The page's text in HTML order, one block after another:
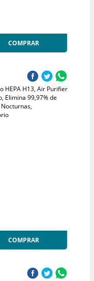
COMPRAR
HEPA H13, Air Purifier
Elimina 99,97% de
COMPRAR